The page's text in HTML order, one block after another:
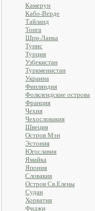
Камерун
Кабо-Верде
Тайланд
Тонга
Шри-Ланка
Тунис
Турция
Узбекистан
Туркменистан
Украина
Финляндия
Фолклендские острова
Франция
Чехия
Чехословакия
Швеция
Остров Мэн
Эстония
Югославия
Ямайка
Япония
Словакия
Остров Св.Елены
Судан
Хорватия
Фиджи